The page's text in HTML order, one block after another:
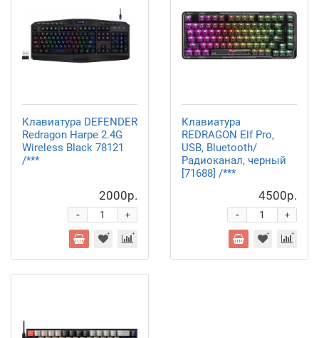
Клавиатура DEFENDER
Redragon Harpe 2.4G
Wireless Black 78121
/***
2000р.
+
-
Клавиатура
REDRAGON Elf Pro,
USB, Bluetooth/
Радиоканал, черный
[71688] /***
4500р.
+
-